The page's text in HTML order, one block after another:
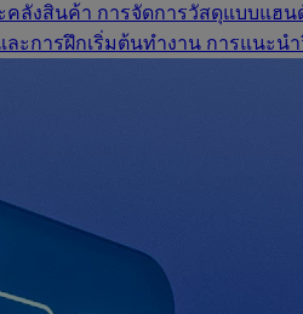
คลังสินค้า การจัดการวัสดุแบบแฮน
ละการฝึกเริ่มต้นทำงาน การแนะน